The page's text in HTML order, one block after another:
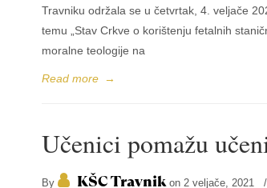
Travniku održala se u četvrtak, 4. veljače
temu „Stav Crkve o korištenju fetalnih
moralne teologije na
Read more →
Učenici pomažu
By KŠC Travnikon 2 veljače, 2021 /